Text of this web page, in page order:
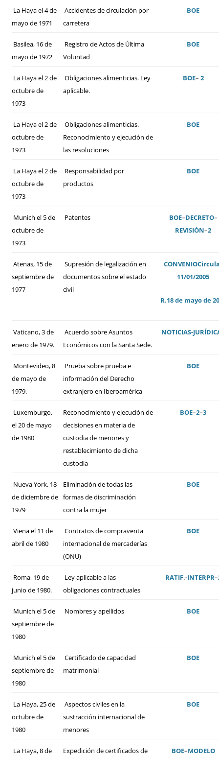
La Haya el 4 de
mayo de 1971
Accidentes de circulación por
carretera
BOE
Basilea, 16 de
mayo de 1972
Registro de Actos de Última
Voluntad
BOE
La Haya el 2 de
octubre de
1973
Obligaciones alimenticias. Ley
aplicable.
BOE– 2
La Haya el 2 de
octubre de
1973
Obligaciones alimenticias.
Reconocimiento y ejecución de
las resoluciones
BOE
La Haya el 2 de
octubre de
1973
Responsabilidad por
productos
BOE
Munich el 5 de
octubre de
1973
Patentes BOE–DECRETO–
REVISIÓN–2
Atenas, 15 de
septiembre de
1977
Supresión de legalización en
documentos sobre el estado
civil
CONVENIO
11/01/2005
R.18 de mayo de
Vaticano, 3 de
enero de 1979.
Acuerdo sobre Asuntos
Económicos con la Santa Sede.
NOTICIAS-
Montevideo, 8
de mayo de
1979.
Prueba sobre prueba e
información del Derecho
extranjero en Iberoamérica
BOE
Luxemburgo,
el 20 de mayo
de 1980
Reconocimiento y ejecución de
decisiones en materia de
custodia de menores y
restablecimiento de dicha
custodia
BOE–2–3
Nueva York, 18
de diciembre de
1979
Eliminación de todas las
formas de discriminación
contra la mujer
BOE
Viena el 11 de
abril de 1980
Contratos de compraventa
internacional de mercaderías
(ONU)
BOE
Roma, 19 de
junio de 1980.
Ley aplicable a las
obligaciones contractuales
RATIF.-INTERPR–
Munich el 5 de
septiembre de
1980
Nombres y apellidos BOE
Munich el 5 de
septiembre de
1980
Certificado de capacidad
matrimonial
BOE
La Haya, 25 de
octubre de
1980
Aspectos civiles en la
sustracción internacional de
menores
BOE
La Haya, 8 de
Expedición de certificados de
BOE–MODELO